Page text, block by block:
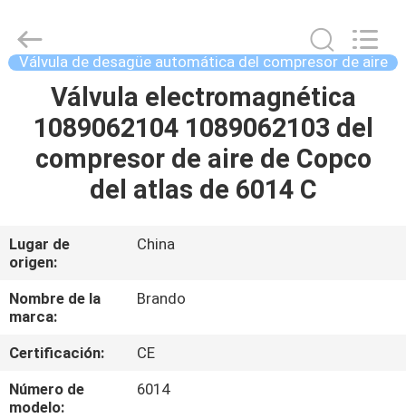
CASA
PRODUCTOS
SOBRE
NOSOTROS
RECORRIDO
POR
LA
Hardware
Ltd.
All
Válvula de desagüe automática del compresor de aire
Válvula electromagnética
1089062104 1089062103 del
compresor de aire de Copco
del atlas de 6014 C
Lugar de
origen:
China
Nombre de la
marca:
Brando
Certificación:
CE
Número de
modelo:
6014